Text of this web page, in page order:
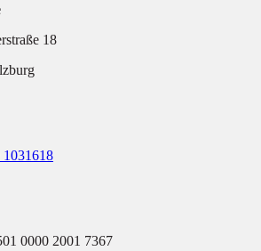
18
0000 2001 7367